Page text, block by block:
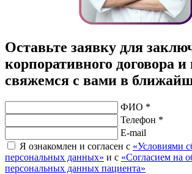
Оставьте заявку для
корпоративного договора
свяжемся с вами в
ФИО *
Телефон *
E-mail
Я ознакомлен и согласен с «Условиями
персональных данных» и с «Согласием на
персональных данных пациента»